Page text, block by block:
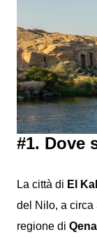
#1. Dove
La città di El
del Nilo, a circa
regione di Qena